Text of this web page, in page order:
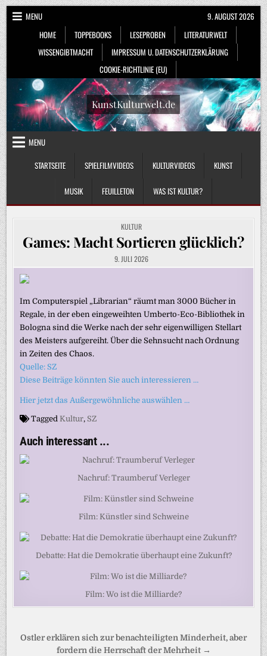
Skip
to
content
MENU
HOME
TOPPEBOOKS LESEPROBEN
LITERATURWELT
WISSENGIBTMACHT
IMPRESSUM U. DATENSCHUTZERKLÄRUNG
COOKIE-RICHTLINIE (EU)
9. AUGUST 2026
KunstKulturwelt.de
MENU
STARTSEITE
SPIELFILMVIDEOS KULTURVIDEOS KUNST
MUSIK FEUILLETON WAS IST KULTUR?
POSTED
IN
KULTUR
Games: Macht Sortieren glücklich?
9. JULI 2026
Im Computerspiel „Librarian“ räumt man 3000 Bücher in
Regale, in der eben eingeweihten Umberto-Eco-Bibliothek in
Bologna sind die Werke nach der sehr eigenwilligen Stellart
des Meisters aufgereiht. Über die Sehnsucht nach Ordnung
in Zeiten des Chaos.
Quelle: SZ
Diese Beiträge könnten Sie auch interessieren …
Hier jetzt das Außergewöhnliche auswählen …
Tagged Kultur, SZ
Auch interessant ...
Nachruf: Traumberuf Verleger
Film: Künstler sind Schweine
Debatte: Hat die Demokratie überhaupt eine Zukunft?
Film: Wo ist die Milliarde?
Beitragsnavigation
Ostler erklären sich zur benachteiligten Minderheit, aber
fordern die Herrschaft der Mehrheit →